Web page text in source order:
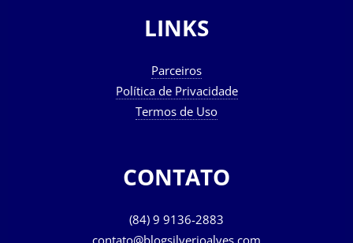
LINKS
Parceiros
Política de Privacidade
Termos de Uso
CONTATO
(84) 9 9136-2883